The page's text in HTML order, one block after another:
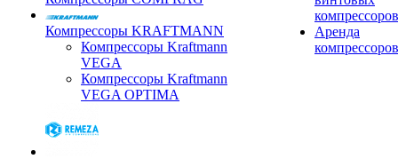
Компрессоры KRAFTMANN
Компрессоры Kraftmann
VEGA
Компрессоры Kraftmann
VEGA OPTIMA
компрессоров
Аренда
компрессоров